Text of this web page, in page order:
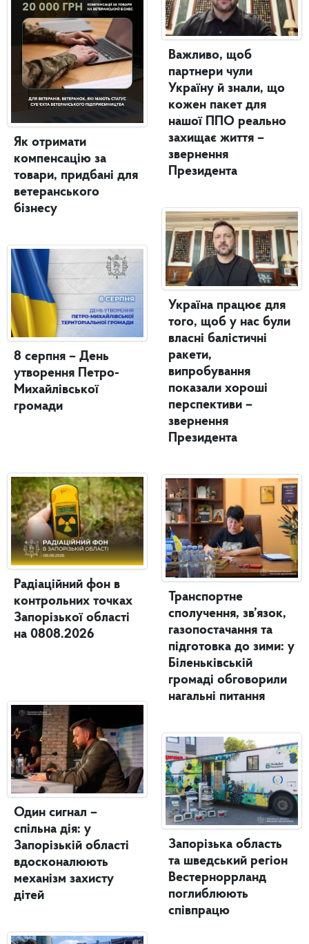
Як отримати
компенсацію за
товари, придбані для
ветеранського
бізнесу
8 серпня – День
утворення Петро-
Михайлівської
громади
Радіаційний фон в
контрольних точках
Запорізької області
на 0808.2026
Один сигнал –
спільна дія: у
Запорізькій області
вдосконалюють
механізм захисту
дітей
Важливо, щоб
партнери чули
Україну й знали, що
кожен пакет для
нашої ППО реально
захищає життя –
звернення
Президента
Україна працює для
того, щоб у нас були
власні балістичні
ракети,
випробування
показали хороші
перспективи –
звернення
Президента
Транспортне
сполучення, зв’язок,
газопостачання та
підготовка до зими: у
Біленьківській
громаді обговорили
нагальні питання
Запорізька область
та шведський регіон
Вестерноррланд
поглиблюють
співпрацю